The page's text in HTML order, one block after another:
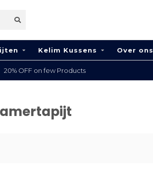
Kelim Kussens Over ons
20% OFF on few Products